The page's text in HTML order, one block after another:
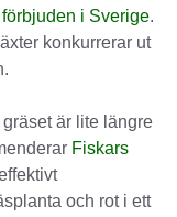
i Sverige.
konkurrerar ut
är lite längre
Fiskars
och rot i ett